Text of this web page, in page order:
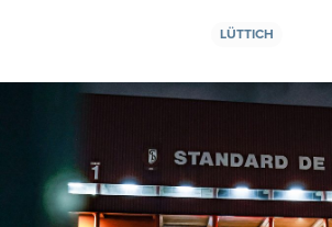
LÜTTICH